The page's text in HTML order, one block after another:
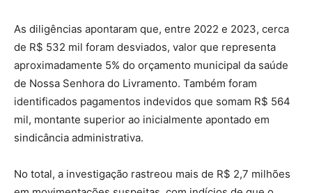
As diligências apontaram que, entre 2022 e 2023, cerca
de R$ 532 mil foram desviados, valor que representa
aproximadamente 5% do orçamento municipal da saúde
de Nossa Senhora do Livramento. Também foram
identificados pagamentos indevidos que somam R$ 564
mil, montante superior ao inicialmente apontado em
sindicância administrativa.
No total, a investigação rastreou mais de R$ 2,7 milhões